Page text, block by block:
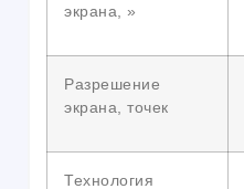
экрана, »
Разрешение
экрана, точек
Технология